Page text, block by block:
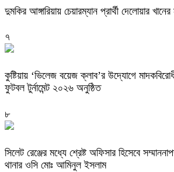
দুমকির আঙ্গারিয়ায় চেয়ারম্যান প্রার্থী দেলোয়ার
৭
কুষ্টিয়ায় ‘ভিলেজ বয়েজ ক্লাব’র উদ্যোগে
ফুটবল টুর্নামেন্ট ২০২৬ অনুষ্ঠিত
৮
সিলেট রেঞ্জের মধ্যে শ্রেষ্ট অফিসার হিসেবে
থানার ওসি মোঃ আমিনুল ইসলাম